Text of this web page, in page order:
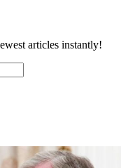
articles instantly!